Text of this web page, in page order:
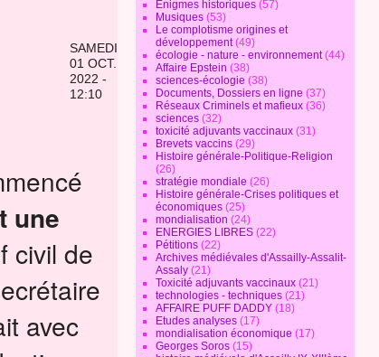
SAMEDI
01 OCT.
2022 -
12:10
une
civil de
avec
Enigmes historiques (57)
Musiques (53)
Le complotisme origines et
développement(49)
écologie - nature - environnement(44)
Affaire Epstein (38)
sciences-écologie (38)
Documents, Dossiers en ligne (37)
Réseaux Criminels et mafieux (36)
sciences (32)
toxicité adjuvants vaccinaux (31)
Brevets vaccins (29)
Histoire générale-Politique-Religion
(26)
stratégie mondiale (26)
Histoire générale-Crises politiques et
économiques (25)
mondialisation (24)
ENERGIES LIBRES (22)
Pétitions (22)
Archives médiévales d'Assailly-Assalit-
Assaly (21)
Toxicité adjuvants vaccinaux (21)
technologies - techniques (21)
AFFAIRE PUFF DADDY (18)
Etudes analyses (17)
mondialisation économique (17)
Georges Soros (15)